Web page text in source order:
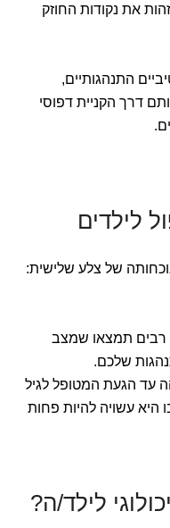
את נקודות החוזק
התנהגותיים,
דרך הקניית דפוסי
לילדים
של צלע שלישית:
רבים תמצאו שמצב
שלכם.
עד הגעת המטופל לגיל
מצב בו היא עשויה להיות פחות
לילד/ה?